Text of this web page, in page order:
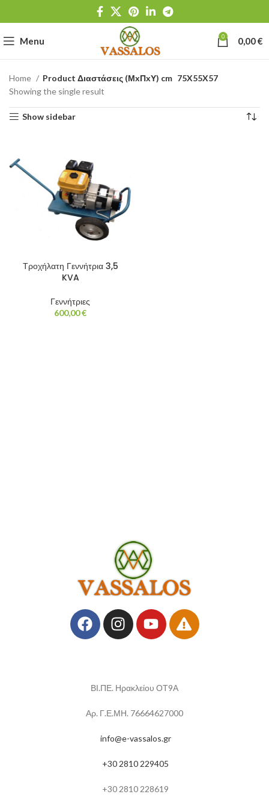
Menu 0 0,00€
Home Product Διαστάσεις (ΜxΠxΥ) cm 75X55X57
Showing the single result
Show sidebar
Τροχήλατη Γεννήτρια 3,5
KVA
Γεννήτριες
600,00€
ΒΙ.ΠΕ. Ηρακλείου ΟΤ9Α
Αρ. Γ.Ε.ΜΗ. 76664627000
info@e-vassalos.gr
+30 2810 229405
+30 2810 228619